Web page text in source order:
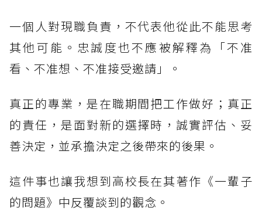
一個人對現職負責，不代表他從此不能思考
其他可能。忠誠度也不應被解釋為「不准
看、不准想、不准接受邀請」。
真正的專業，是在職期間把工作做好；真正
的責任，是面對新的選擇時，誠實評估、妥
善決定，並承擔決定之後帶來的後果。
這件事也讓我想到高校長在其著作《一輩子
的問題》中反覆談到的觀念。